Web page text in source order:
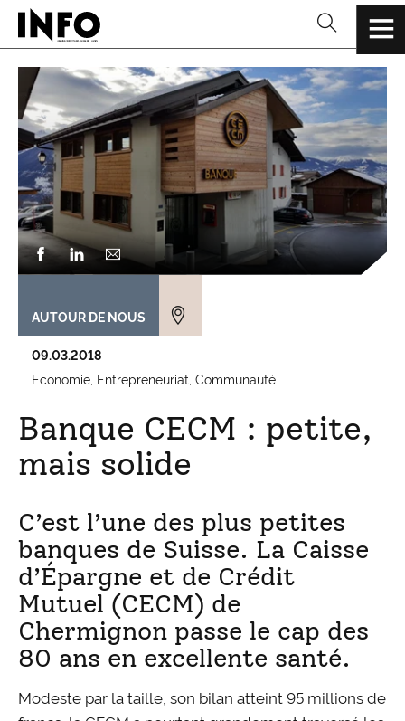
AUTOUR DE NOUS
09.03.2018
Economie Entrepreneuriat Communauté
Banque CECM : petite,
mais solide
C’est l’une des plus petites
banques de Suisse. La Caisse
d’Épargne et de Crédit
Mutuel (CECM) de
Chermignon passe le cap des
80 ans en excellente santé.
Modeste par la taille, son bilan atteint 95 millions de